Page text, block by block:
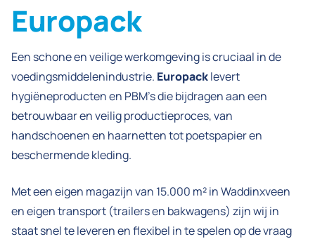
Europack
Een schone en veilige werkomgeving is cruciaal in de
voedingsmiddelenindustrie. Europacklevert
hygiëneproducten en PBM’s die bijdragen aan een
betrouwbaar en veilig productieproces, van
handschoenen en haarnetten tot poetspapier en
beschermende kleding.
Met een eigen magazijn van 15.000 m² in Waddinxveen
en eigen transport (trailers en bakwagens) zijn wij in
staat snel te leveren en flexibel in te spelen op de vraag